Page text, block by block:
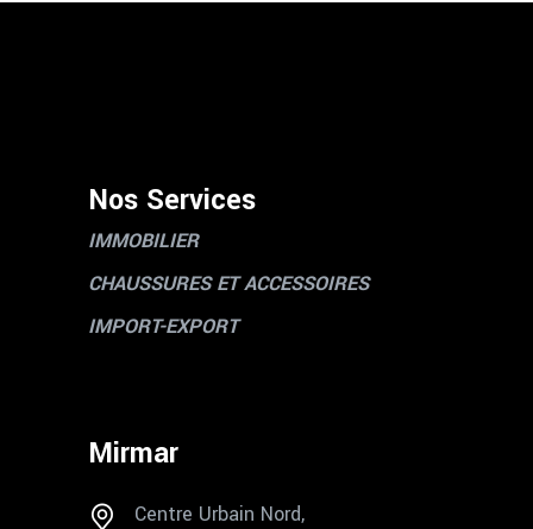
Nos Services
IMMOBILIER
CHAUSSURES ET ACCESSOIRES
IMPORT-EXPORT
Mirmar
Centre Urbain Nord,